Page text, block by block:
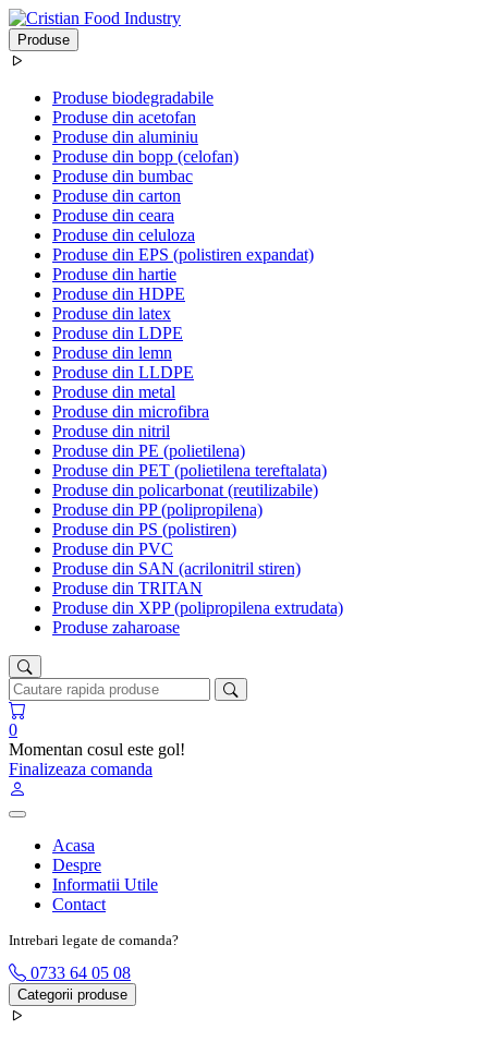
Produse
Produse biodegradabile
Produse din acetofan
Produse din aluminiu
Produse din bopp (celofan)
Produse din bumbac
Produse din carton
Produse din ceara
Produse din celuloza
Produse din EPS (polistiren expandat)
Produse din hartie
Produse din HDPE
Produse din latex
Produse din LDPE
Produse din lemn
Produse din LLDPE
Produse din metal
Produse din microfibra
Produse din nitril
Produse din PE (polietilena)
Produse din PET (polietilena tereftalata)
Produse din policarbonat (reutilizabile)
Produse din PP (polipropilena)
Produse din PS (polistiren)
Produse din PVC
Produse din SAN (acrilonitril stiren)
Produse din TRITAN
Produse din XPP (polipropilena extrudata)
Produse zaharoase
0
Momentan cosul este gol!
Finalizeaza comanda
Acasa
Despre
Informatii Utile
Contact
Intrebari legate de comanda?
0733 64 05 08
Categorii produse